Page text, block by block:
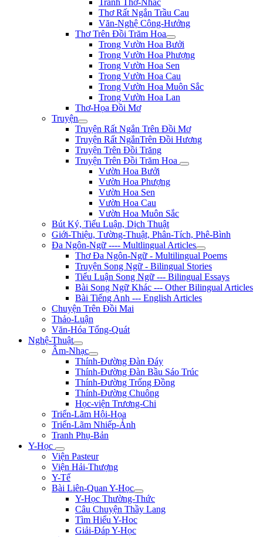
Tranh Thơ-Nhac
Thơ Rất Ngắn Trầu Cau
Văn-Nghệ Cộng-Hưởng
Thơ Trên Đồi Trăm Hoa
Trong Vườn Hoa Bưởi
Trong Vườn Hoa Phượng
Trong Vườn Hoa Sen
Trong Vườn Hoa Cau
Trong Vườn Hoa Muôn Sắc
Trong Vườn Hoa Lan
Thơ-Họa Đồi Mơ
Truyện
Truyện Rất Ngắn Trên Đồi Mơ
Truyện Rất NgắnTrên Đồi Hương
Truyện Trên Đồi Trăng
Truyện Trên Đồi Trăm Hoa
Vườn Hoa Bưởi
Vườn Hoa Phượng
Vườn Hoa Sen
Vườn Hoa Cau
Vườn Hoa Muôn Sắc
Bút Ký, Tiểu Luận, Dịch Thuật
Giới-Thiệu, Tường-Thuật, Phân-Tích, Phê-Bình
Đa Ngôn-Ngữ ---- Multlingual Articles
Thơ Đa Ngôn-Ngữ - Multilingual Poems
Truyện Song Ngữ - Bilingual Stories
Tiểu Luận Song Ngữ --- Bilingual Essays
Bài Song Ngữ Khác --- Other Bilingual Articles
Bài Tiếng Anh --- English Articles
Chuyện Trên Đồi Mai
Thảo-Luận
Văn-Hóa Tổng-Quát
Nghệ-Thuật
Âm-Nhạc
Thính-Đường Đàn Đáy
Thính-Đường Đàn Bầu Sáo Trúc
Thính-Đường Trống Đồng
Thính-Đường Chuông
Học-viện Trương-Chi
Triển-Lãm Hội-Họa
Triển-Lãm Nhiếp-Ảnh
Tranh Phụ-Bản
Y-Học
Viện Pasteur
Viện Hải-Thượng
Y-Tế
Bài Liên-Quan Y-Học
Y-Học Thường-Thức
Câu Chuyện Thầy Lang
Tìm Hiểu Y-Hoc
Giải-Đáp Y-Học